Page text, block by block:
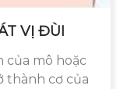
VỊ ĐÙI
của mô hoặc
thành cơ của